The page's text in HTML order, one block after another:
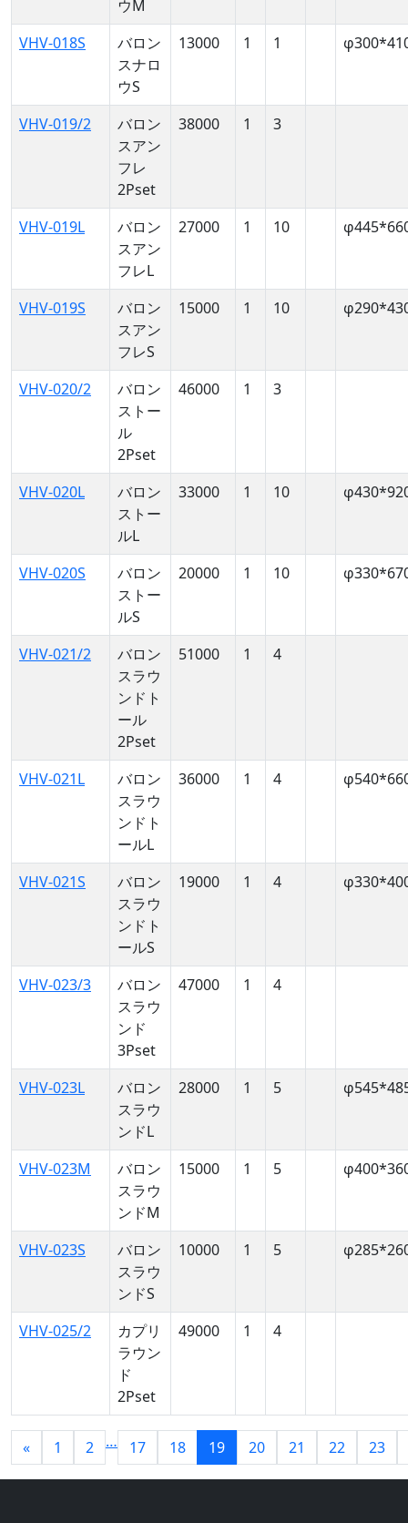
ウM
VHV-018S
バロン
スナロ
ウS
13000 1 1
VHV-019/2
バロン
スアン
フレ
2Pset
38000 1 3
VHV-019L
バロン
スアン
フレL
27000 1 10
VHV-019S
バロン
スアン
フレS
15000 1 10
VHV-020/2
バロン
ストー
ル
2Pset
46000 1 3
VHV-020L
バロン
ストー
ルL
33000 1 10
VHV-020S
バロン
ストー
ルS
20000 1 10
VHV-021/2
バロン
スラウ
ンドト
ール
2Pset
51000 1 4
VHV-021L
バロン
スラウ
ンドト
ールL
36000 1 4
VHV-021S
バロン
スラウ
ンドト
ールS
19000 1 4
VHV-023/3
バロン
スラウ
ンド
3Pset
47000 1 4
VHV-023L
バロン
スラウ
ンドL
28000 1 5
VHV-023M
バロン
スラウ
ンドM
15000 1 5
VHV-023S
バロン
スラウ
ンドS
10000 1 5
VHV-025/2
カプリ
ラウン
ド
2Pset
49000 1 4
« 1 2 … 17 18 19 20 21 22 23